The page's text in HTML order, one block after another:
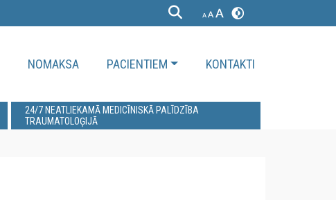
NOMAKSA PACIENTIEM KONTAKTI
24/7 NEATLIEKAMĀ MEDICĪNISKĀ PALĪDZĪBA
TRAUMATOLOĢIJĀ